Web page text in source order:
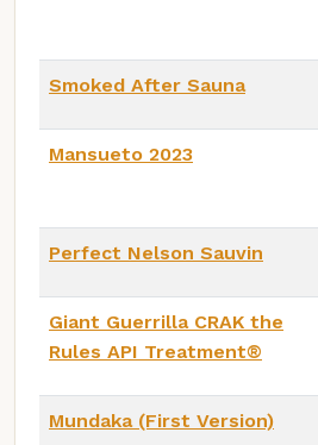
Smoked After Sauna
Mansueto 2023
Perfect Nelson Sauvin
Giant Guerrilla CRAK the
Rules API Treatment®
Mundaka (First Version)